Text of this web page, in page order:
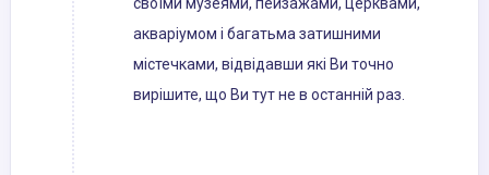
своїми музеями, пейзажами, церквами,
акваріумом і багатьма затишними
містечками, відвідавши які Ви точно
вирішите, що Ви тут не в останній раз.